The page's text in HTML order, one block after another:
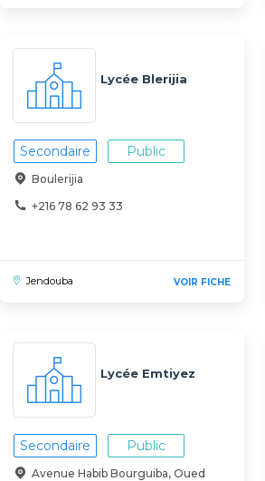
Lycée Blerijia
Secondaire Public
Boulerijia
+216 78 62 93 33
Jendouba VOIR FICHE
Lycée Emtiyez
Secondaire Public
Avenue Habib Bourguiba, Oued